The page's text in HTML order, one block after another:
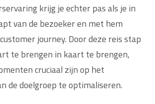
krijg je echter pas als je in
van de bezoeker en met hem
journey. Door deze reis stap
te brengen in kaart te brengen,
cruciaal zijn op het
de doelgroep te optimaliseren.